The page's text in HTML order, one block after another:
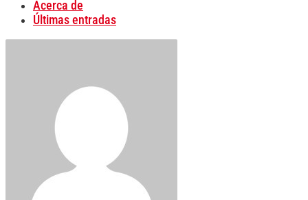
Acerca de
Últimas entradas